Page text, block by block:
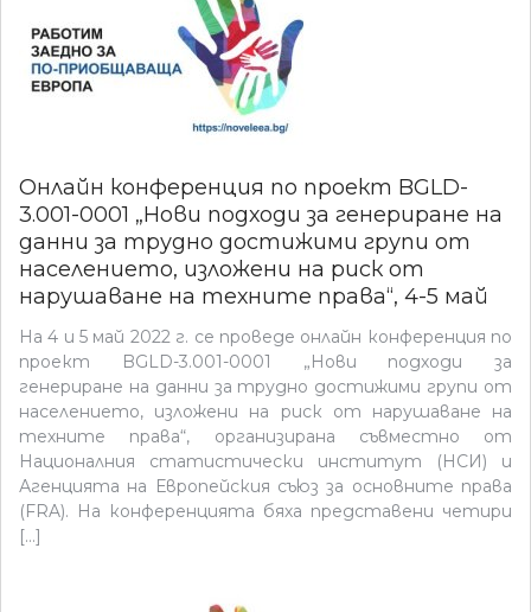
Онлайн конференция по проект BGLD-
3.001-0001 „Нови подходи за генериране на
данни за трудно достижими групи от
населението, изложени на риск от
нарушаване на техните права“, 4-5 май
На 4 и 5 май 2022 г. се проведе онлайн конференция по
проект BGLD-3.001-0001 „Нови подходи за
генериране на данни за трудно достижими групи от
населението, изложени на риск от нарушаване на
техните права“, организирана съвместно от
Националния статистически институт (НСИ) и
Агенцията на Европейския съюз за основните права
(FRA). На конференцията бяха представени четири
[…]